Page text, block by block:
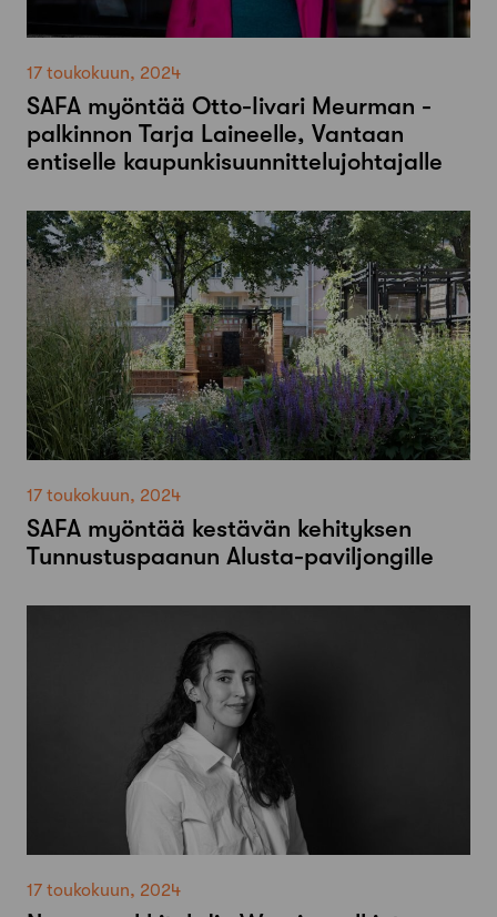
17 toukokuun, 2024
SAFA myöntää Otto-Iivari Meurman -
palkinnon Tarja Laineelle, Vantaan
entiselle kaupunkisuunnittelujohtajalle
17 toukokuun, 2024
SAFA myöntää kestävän kehityksen
Tunnustuspaanun Alusta-paviljongille
17 toukokuun, 2024